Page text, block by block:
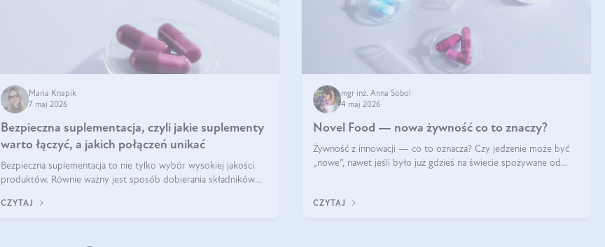
Maria Knapik
7 maj 2026
Bezpieczna suplementacja, czyli jakie suplementy
warto łączyć, a jakich połączeń unikać
Bezpieczna suplementacja to nie tylko wybór wysokiej jakości
produktów. Równie ważny jest sposób dobierania składników
łączyć suplementy diety? Poznaj nasze wskazówki.
CZYTAJ
mgr inż. Anna Sobol
4 maj 2026
Novel Food — nowa żywność co to znaczy?
Żywność z innowacji — co to oznacza? Czy jedzenie może być
„nowe”, nawet jeśli było już gdzieś na świecie spożywane od
poznasz definicję n
CZYTAJ